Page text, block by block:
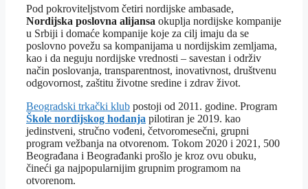
Pod pokroviteljstvom četiri nordijske ambasade,
Nordijska poslovna alijansa okuplja nordijske kompanije
u Srbiji i domaće kompanije koje za cilj imaju da se
poslovno povežu sa kompanijama u nordijskim zemljama,
kao i da neguju nordijske vrednosti – savestan i održiv
način poslovanja, transparentnost, inovativnost, društvenu
odgovornost, zaštitu životne sredine i zdrav život.
Beogradski trkački klub postoji od 2011. godine. Program
Škole nordijskog hodanja pilotiran je 2019. kao
jedinstveni, stručno vođeni, četvoromesečni, grupni
program vežbanja na otvorenom. Tokom 2020 i 2021, 500
Beograđana i Beograđanki prošlo je kroz ovu obuku,
čineći ga najpopularnijim grupnim programom na
otvorenom.